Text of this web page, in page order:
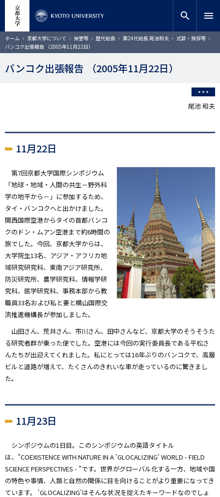
コ
ン
テ
ツ
サイト内検索
検索
search menu
ホーム 京都大学について 栄誉等 歴代総長 第24代総長 尾池和夫
式辞・挨拶等
バンコク出張報告 （2005年11月22日）
バンコク出張報告 （2005年11月22日）
尾池 和夫
11月22日
第7回京都大学国際シンポジウム
「地球・地域・人間の共生－野外科
学の地平から－」に参加するため、
タイ・バンコクへと出かけました。
関西国際空港からタイの首都バンコ
クのドン・ムアン空港まで約6時間の
旅でした。今回、京都大学からは、
大学院生13名、アジア・アフリカ地
域研究研究科、東南アジア研究所、
防災研究所、農学研究科、情報学研
究科、医学研究科、事務本部から教
職員33名および私と妻と横山国際交
流推進機構長が参加しました。
山田さん、荒井さん、市川さん、田中さんなど、京都大学のそうそうた
る研究者群が乗った便でした。空港には今回の実行委員長である平松さ
んたちが出迎えてくれました。私にとっては16年ぶりのバンコクで、高層
ビルと道路が増えて、たくさんのきれいな車が走っているのに驚きまし
た。
11月23日
シンポジウムの1日目。このシンポジウムの英語タイトル
は、"COEXISTENCE WITH NATURE IN A 'GLOCALIZING' WORLD - FIELD
SCIENCE PERSPECTIVES - "です。世界がグローバル化する一方、地域や国
の特色や事情、人類と自然の関係に目を向けることがより重要になってき
ています。 'GLOCALIZING'はそんな状況を捉えたキーワードなのでしょ